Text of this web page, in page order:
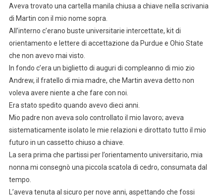
Aveva trovato una cartella manila chiusa a chiave nella scrivania
di Martin con il mio nome sopra.
All’interno c’erano buste universitarie intercettate, kit di
orientamento e lettere di accettazione da Purdue e Ohio State
che non avevo mai visto.
In fondo c’era un biglietto di auguri di compleanno di mio zio
Andrew, il fratello di mia madre, che Martin aveva detto non
voleva avere niente a che fare con noi.
Era stato spedito quando avevo dieci anni.
Mio padre non aveva solo controllato il mio lavoro; aveva
sistematicamente isolato le mie relazioni e dirottato tutto il mio
futuro in un cassetto chiuso a chiave.
La sera prima che partissi per l’orientamento universitario, mia
nonna mi consegnò una piccola scatola di cedro, consumata dal
tempo.
L’aveva tenuta al sicuro per nove anni, aspettando che fossi